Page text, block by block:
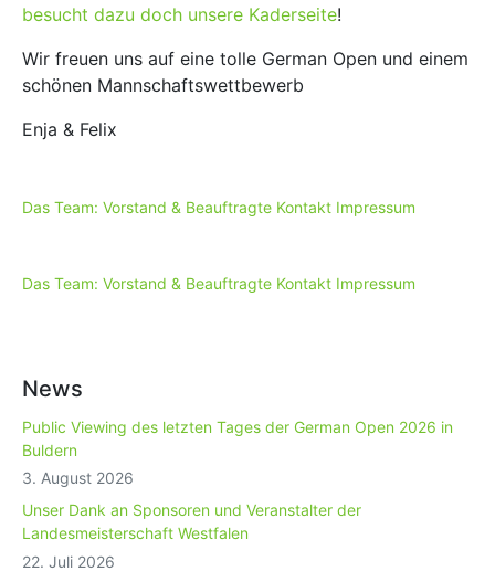
besucht dazu doch unsere Kaderseite!
Wir freuen uns auf eine tolle German Open und einem
schönen Mannschaftswettbewerb
Enja & Felix
Das Team: Vorstand & Beauftragte Kontakt Impressum
Das Team: Vorstand & Beauftragte Kontakt Impressum
News
Public Viewing des letzten Tages der German Open 2026 in
Buldern
3. August 2026
Unser Dank an Sponsoren und Veranstalter der
Landesmeisterschaft Westfalen
22. Juli 2026